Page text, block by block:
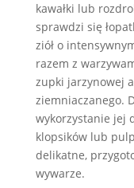
kawałki lub
sprawdzi się
ziół o
razem z
zupki jarzynowej
ziemniaczanego.
wykorzystanie jej
klopsików lub
delikatne,
wywarze.